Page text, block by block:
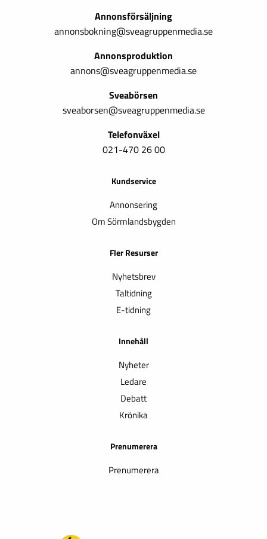
Annonsförsäljning
annonsbokning@sveagruppenmedia.se
Annonsproduktion
annons@sveagruppenmedia.se
Sveabörsen
sveaborsen@sveagruppenmedia.se
Telefonväxel
021-470 26 00
Kundservice
Annonsering
Om Sörmlandsbygden
Fler Resurser
Nyhetsbrev
Taltidning
E-tidning
Innehåll
Nyheter
Ledare
Debatt
Krönika
Prenumerera
Prenumerera